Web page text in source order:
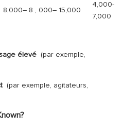
8,000– 8 , 000– 15,000
4,000–
7,000
élevé (par exemple,
(par exemple, agitateurs,